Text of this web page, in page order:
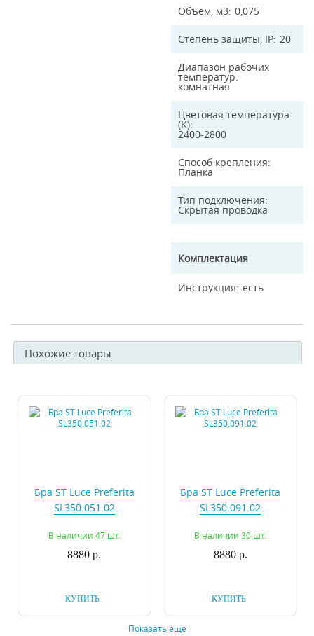
Объем, м3 0,075
Степень защиты, IP 20
Диапазон рабочих
температур
комнатная
Цветовая температура
(K)
2400-2800
Способ крепления
Планка
Тип подключения
Скрытая проводка
Комплектация
Инструкция есть
Похожие товары
Бра ST Luce Preferita
SL350.051.02
В наличии 47 шт.
8880 р.
КУПИТЬ
Бра ST Luce Preferita
SL350.091.02
В наличии 30 шт.
8880 р.
КУПИТЬ
Показать еще